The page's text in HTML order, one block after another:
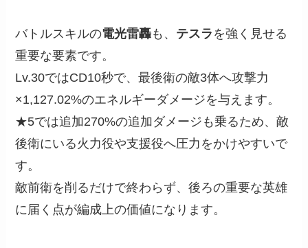
バトルスキルの電光雷轟も、 テスラ を強く見せる
重要な要素です。
Lv.30ではCD10秒で、最後衛の敵3体へ攻撃力
×1,127.02%のエネルギーダメージを与えます。
★5では追加270%の追加ダメージも乗るため、敵
後衛にいる火力役や支援役へ圧力をかけやすいで
す。
敵前衛を削るだけで終わらず、後ろの重要な英雄
に届く点が編成上の価値になります。